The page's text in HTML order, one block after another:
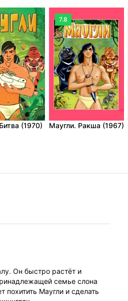
(1970)
7.8
Маугли. Ракша (1967)
Он быстро растёт и
семье слона
Маугли и сделать